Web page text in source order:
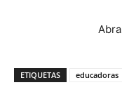
ETIQUETAS educadoras